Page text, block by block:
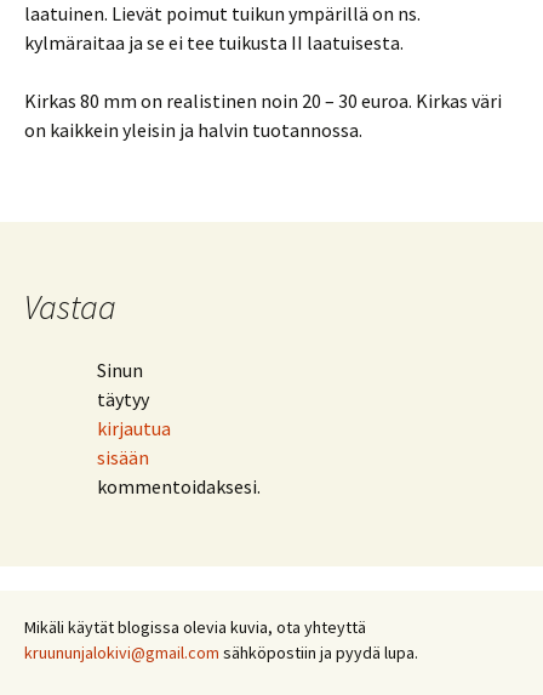
laatuinen. Lievät poimut tuikun ympärillä on ns.
kylmäraitaa ja se ei tee tuikusta II laatuisesta.
Kirkas 80 mm on realistinen noin 20 – 30 euroa. Kirkas väri
on kaikkein yleisin ja halvin tuotannossa.
Vastaa
Sinun
täytyy
kirjautua
sisään
kommentoidaksesi.
Mikäli käytät blogissa olevia kuvia, ota yhteyttä
kruununjalokivi@gmail.com sähköpostiin ja pyydä lupa.